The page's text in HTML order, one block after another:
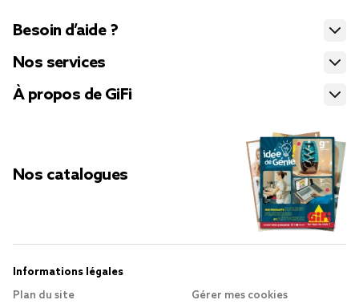
Besoin d’aide ?
Nos services
À propos de GiFi
Nos catalogues
Informations légales
Plan du site
Gérer mes cookies